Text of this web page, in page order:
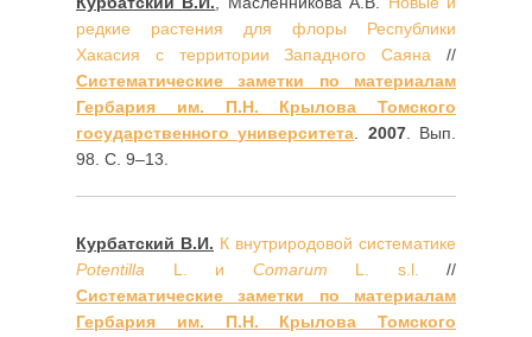
редкие растения для флоры Республики
Хакасия с территории Западного Саяна //
Систематические заметки по материалам
Гербария им. П.Н. Крылова Томского
государственного университета. 2007. Вып.
98. С. 9–13.
Курбатский В.И. К внутриродовой систематике
Potentilla L. и Comarum L. s.l. //
Систематические заметки по материалам
Гербария им. П.Н. Крылова Томского